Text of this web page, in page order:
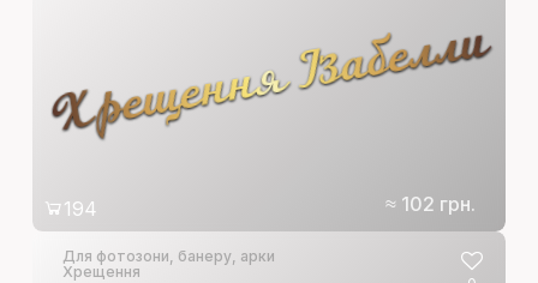
Хрещення Ізабелли
≈ 102 грн.
194
Для фотозони, банеру, арки
Хрещення